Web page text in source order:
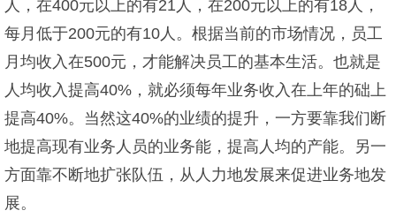
人，在400元以上的有21人，在200元以上的有18人，
每月低于200元的有10人。根据当前的市场情况，员工
月均收入在500元，才能解决员工的基本生活。也就是
人均收入提高40%，就必须每年业务收入在上年的础上
提高40%。当然这40%的业绩的提升，一方要靠我们断
地提高现有业务人员的业务能，提高人均的产能。另一
方面靠不断地扩张队伍，从人力地发展来促进业务地发
展。